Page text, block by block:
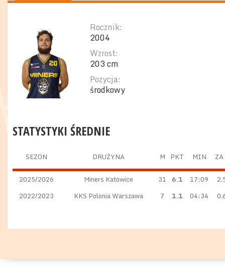
Rocznik:
2004
Wzrost:
203 cm
Pozycja:
środkowy
STATYSTYKI ŚREDNIE
SEZON DRUŻYNA M PKT MIN
2025/2026 Miners Katowice 31 6.1 17:09
2022/2023
KKS Polonia Warszawa 7 1.1 04:34